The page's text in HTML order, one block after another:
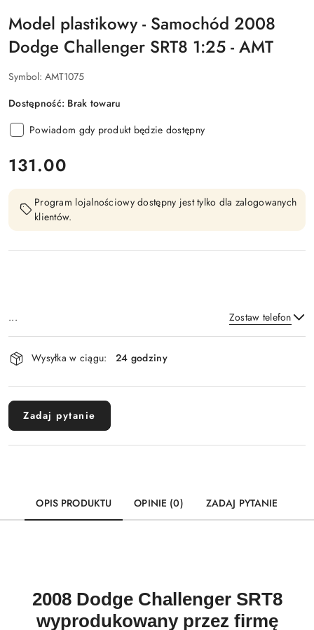
Model plastikowy - Samochód 2008
Dodge Challenger SRT8 1:25 - AMT
Symbol: AMT1075
Dostępność: Brak towaru
Powiadom gdy produkt będzie dostępny
cena:
131.00
Program lojalnościowy dostępny jest tylko dla zalogowanych
klientów.
... Zostaw telefon
Dostępność
i
dostawa
Wysyłka w ciągu: 24 godziny
Zadaj pytanie
OPIS PRODUKTU OPINIE (0) ZADAJ PYTANIE
2008 Dodge Challenger SRT8
wyprodukowany przez firmę